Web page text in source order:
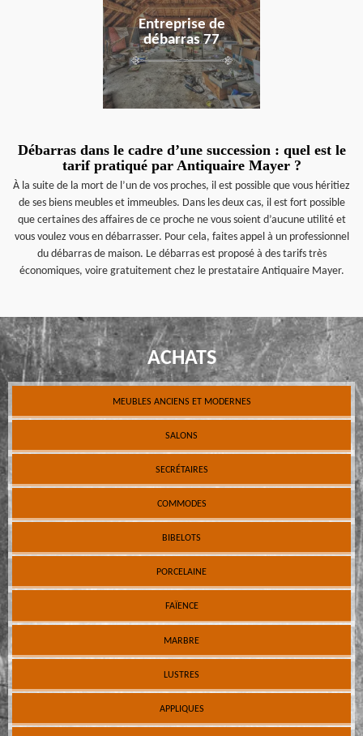
Entreprise de
débarras 77
Débarras dans le cadre d’une succession : quel est le
tarif pratiqué par Antiquaire Mayer ?
À la suite de la mort de l’un de vos proches, il est possible que vous héritiez
de ses biens meubles et immeubles. Dans les deux cas, il est fort possible
que certaines des affaires de ce proche ne vous soient d’aucune utilité et
vous voulez vous en débarrasser. Pour cela, faites appel à un professionnel
du débarras de maison. Le débarras est proposé à des tarifs très
économiques, voire gratuitement chez le prestataire Antiquaire Mayer.
ACHATS
MEUBLES ANCIENS ET MODERNES
SALONS
SECRÉTAIRES
COMMODES
BIBELOTS
PORCELAINE
FAÏENCE
MARBRE
LUSTRES
APPLIQUES